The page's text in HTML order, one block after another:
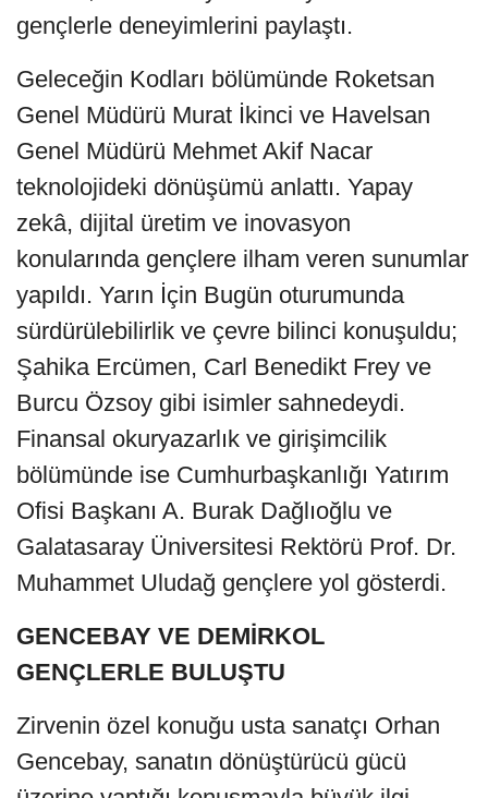
gençlerle deneyimlerini paylaştı.
Geleceğin Kodları bölümünde Roketsan
Genel Müdürü Murat İkinci ve Havelsan
Genel Müdürü Mehmet Akif Nacar
teknolojideki dönüşümü anlattı. Yapay
zekâ, dijital üretim ve inovasyon
konularında gençlere ilham veren sunumlar
yapıldı. Yarın İçin Bugün oturumunda
sürdürülebilirlik ve çevre bilinci konuşuldu;
Şahika Ercümen, Carl Benedikt Frey ve
Burcu Özsoy gibi isimler sahnedeydi.
Finansal okuryazarlık ve girişimcilik
bölümünde ise Cumhurbaşkanlığı Yatırım
Ofisi Başkanı A. Burak Dağlıoğlu ve
Galatasaray Üniversitesi Rektörü Prof. Dr.
Muhammet Uludağ gençlere yol gösterdi.
GENCEBAY VE DEMİRKOL
GENÇLERLE BULUŞTU
Zirvenin özel konuğu usta sanatçı Orhan
Gencebay, sanatın dönüştürücü gücü